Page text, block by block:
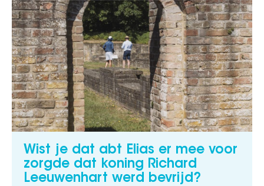
Wist je dat abt Elias er mee voor
zorgde dat koning Richard
Leeuwenhart werd bevrijd?